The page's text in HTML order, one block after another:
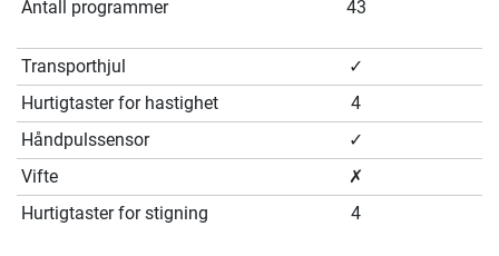
Antall programmer
43
Transporthjul
✓
Hurtigtaster for hastighet
4
Håndpulssensor
✓
Vifte
✗
Hurtigtaster for stigning
4